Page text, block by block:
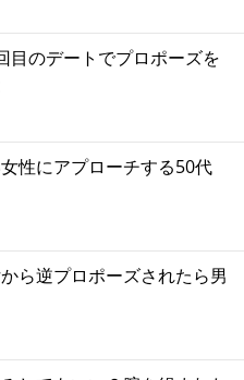
目のデートでプロポーズを
性にアプローチする50代
ら逆プロポーズされたら男